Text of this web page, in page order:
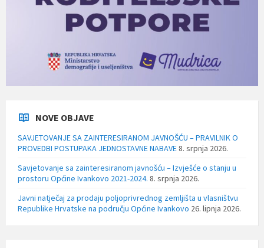
NOVE OBJAVE
SAVJETOVANJE SA ZAINTERESIRANOM JAVNOŠĆU – PRAVILNIK O
PROVEDBI POSTUPAKA JEDNOSTAVNE NABAVE8. srpnja 2026.
Savjetovanje sa zainteresiranom javnošću – Izvješće o stanju u
prostoru Općine Ivankovo 2021-2024. 8. srpnja 2026.
Javni natječaj za prodaju poljoprivrednog zemljišta u vlasništvu
Republike Hrvatske na području Općine Ivankovo 26. lipnja 2026.